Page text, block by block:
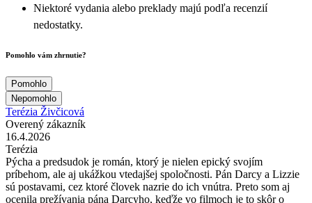
Niektoré vydania alebo preklady majú podľa recenzií
nedostatky.
Pomohlo vám zhrnutie?
Pomohlo
Nepomohlo
Terézia Živčicová
Overený zákazník
16.4.2026
Terézia
Pýcha a predsudok je román, ktorý je nielen epický svojím
príbehom, ale aj ukážkou vtedajšej spoločnosti. Pán Darcy a Lizzie
sú postavami, cez ktoré človek nazrie do ich vnútra. Preto som aj
ocenila prežívania pána Darcyho, keďže vo filmoch je to skôr o